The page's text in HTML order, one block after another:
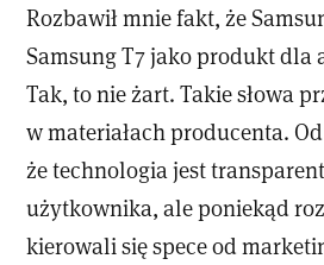
Rozbawił mnie fakt, że
Samsung T7 jako produkt dla
Tak, to nie żart. Takie słowa
w materiałach producenta.
że technologia jest
użytkownika, ale poniekąd
kierowali się spece od